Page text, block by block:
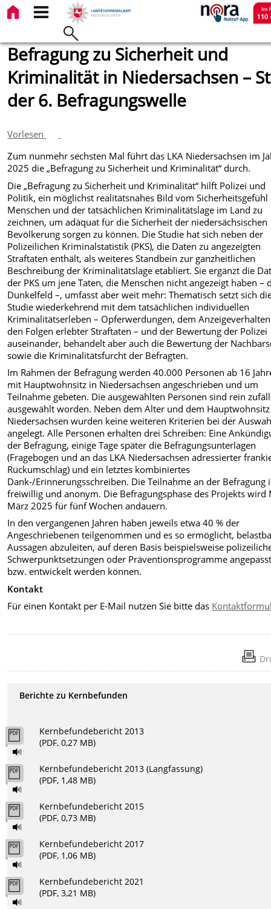
Befragung zu Sicherheit und
Kriminalität in Niedersachsen –
der 6. Befragungswelle
Vorlesen
Zum nunmehr sechsten Mal führt das LKA Niedersachsen im
2025 die „Befragung zu Sicherheit und Kriminalität“ durch.
Die „Befragung zu Sicherheit und Kriminalität“ hilft Polizei und
Politik, ein möglichst realitätsnahes Bild vom Sicherheitsgefühl
Menschen und der tatsächlichen Kriminalitätslage im Land zu
zeichnen, um adäquat für die Sicherheit der niedersächsischen
Bevölkerung sorgen zu können. Die Studie hat sich neben der
Polizeilichen Kriminalstatistik (PKS), die Daten zu angezeigten
Straftaten enthält, als weiteres Standbein zur ganzheitlichen
Beschreibung der Kriminalitätslage etabliert. Sie ergänzt die
der PKS um jene Taten, die Menschen nicht angezeigt haben –
Dunkelfeld –, umfasst aber weit mehr: Thematisch setzt sich
Studie wiederkehrend mit dem tatsächlichen individuellen
Kriminalitätserleben – Opferwerdungen, dem
den Folgen erlebter Straftaten – und der Bewertung der Polizei
auseinander, behandelt aber auch die Bewertung der
sowie die Kriminalitätsfurcht der Befragten.
Im Rahmen der Befragung werden 40.000 Personen ab 16
mit Hauptwohnsitz in Niedersachsen angeschrieben und um
Teilnahme gebeten. Die ausgewählten Personen sind rein
ausgewählt worden. Neben dem Alter und dem
Niedersachsen wurden keine weiteren Kriterien bei der
angelegt. Alle Personen erhalten drei Schreiben: Eine
der Befragung, einige Tage später die Befragungsunterlagen
(Fragebogen und an das LKA Niedersachsen adressierter
Rückumschlag) und ein letztes kombiniertes
Dank-/Erinnerungsschreiben. Die Teilnahme an der Befragung
freiwillig und anonym. Die Befragungsphase des Projekts wird
März 2025 für fünf Wochen andauern.
In den vergangenen Jahren haben jeweils etwa 40 % der
Angeschriebenen teilgenommen und es so ermöglicht,
Aussagen abzuleiten, auf deren Basis beispielsweise
Schwerpunktsetzungen oder Präventionsprogramme
bzw. entwickelt werden können.
Kontakt
Für einen Kontakt per E-Mail nutzen Sie bitte das
Berichte zu Kernbefunden
Kernbefundebericht 2013
(PDF, 0,27 MB)
Kernbefundebericht 2013 (Langfassung)
(PDF, 1,48 MB)
Kernbefundebericht 2015
(PDF, 0,73 MB)
Kernbefundebericht 2017
(PDF, 1,06 MB)
Kernbefundebericht 2021
(PDF, 3,21 MB)